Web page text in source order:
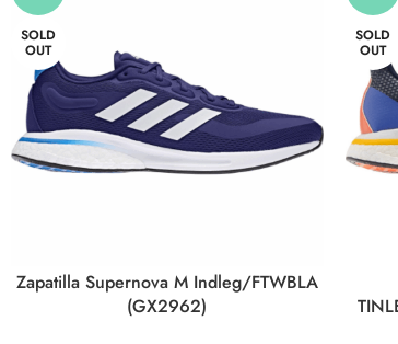
SOLD
OUT
Zapatilla Supernova M Indleg/FTWBLA
(GX2962)
SOLD
OUT